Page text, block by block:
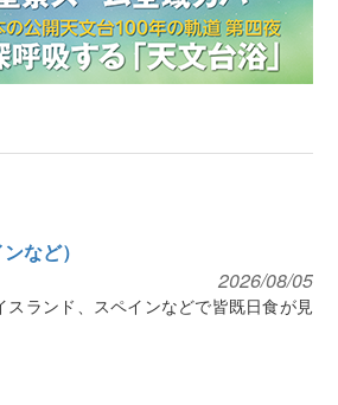
など）
2026/08/05
ランド、スペインなどで皆既日食が見